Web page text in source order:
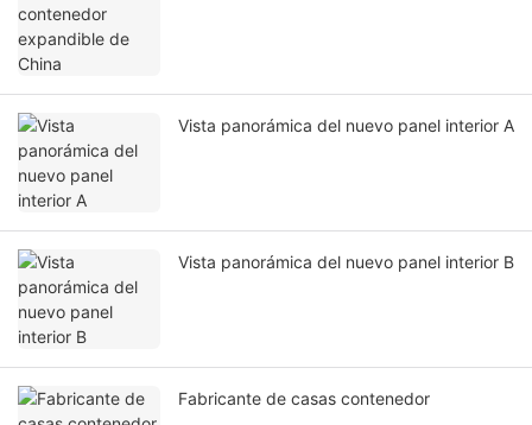
Vista panorámica del nuevo panel interior A
Vista panorámica del nuevo panel interior B
Fabricante de casas contenedor